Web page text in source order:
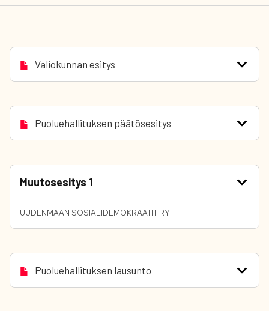
Valiokunnan esitys
Puoluehallituksen päätösesitys
Muutosesitys 1
UUDENMAAN SOSIALIDEMOKRAATIT RY
Puoluehallituksen lausunto